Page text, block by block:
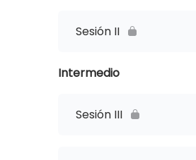
Sesión II
Intermedio
Sesión III